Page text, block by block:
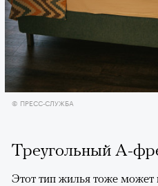
© ПРЕСС-СЛУЖБА
Треугольный А-
Этот тип жилья тоже может